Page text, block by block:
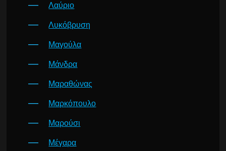
Λαύριο
Λυκόβρυση
Μαγούλα
Μάνδρα
Μαραθώνας
Μαρκόπουλο
Μαρούσι
Μέγαρα